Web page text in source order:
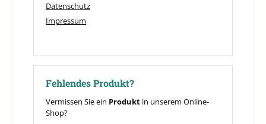
Datenschutz
Impressum
Fehlendes Produkt?
Vermissen Sie ein Produkt in unserem Online-
Shop?